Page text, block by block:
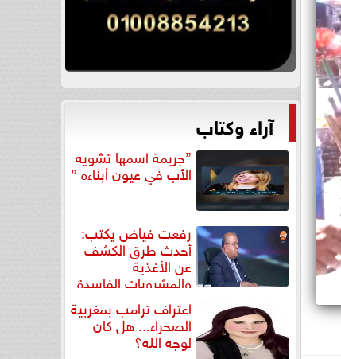
آراء وكتاب
”جريمة اسمها تشويه
الأب في عيون أبناءه ”
رفعت فياض يكتب:
أحدث طرق الكشف
عن الأغذية
والمشروبات الفاسدة
اعتراف ترامب بمغربية
الصحراء... هل كان
لوجه الله؟